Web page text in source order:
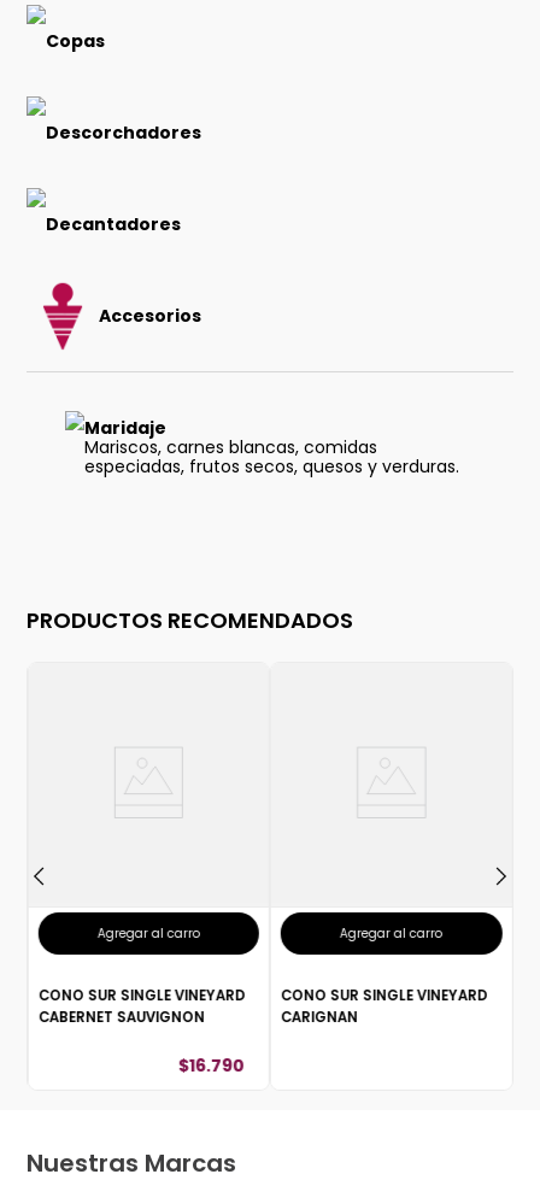
Copas
Descorchadores
Decantadores
Accesorios
Maridaje
Mariscos, carnes blancas, comidas
especiadas, frutos secos, quesos y verduras.
PRODUCTOS RECOMENDADOS
Agregar al carro
CONO SUR SINGLE VINEYARD
CABERNET SAUVIGNON
$16.790
Agregar al carro
CONO SUR SINGLE VINEYARD
CARIGNAN
Nuestras Marcas